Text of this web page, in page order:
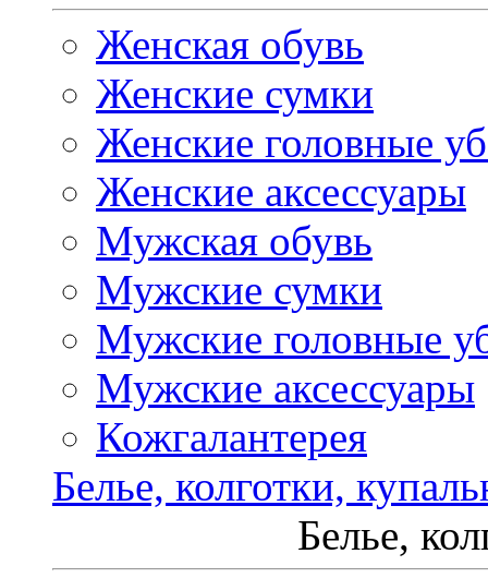
Женская обувь
Женские сумки
Женские головные
Женские аксессуары
Мужская обувь
Мужские сумки
Мужские головные
Мужские аксессуары
Кожгалантерея
Белье, колготки,
Белье,